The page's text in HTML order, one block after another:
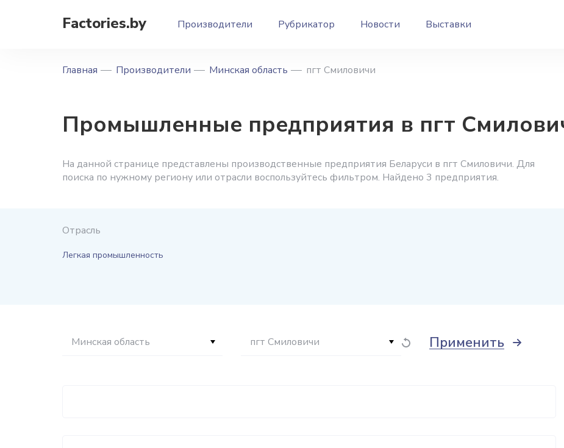
Factories.by Производители Рубрикатор Новости Выставки
Главная Производители Минская область пгт Смиловичи
Промышленные предприятия в пгт
На данной странице представлены производственные предприятия Беларуси в пгт Смиловичи. Для
поиска по нужному региону или отрасли воспользуйтесь фильтром. Найдено 3 предприятия.
Отрасль
Легкая промышленность
Минская область пгт Смиловичи Применить